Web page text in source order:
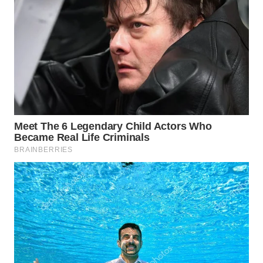
NATUNA
WN
BINTAN
WN
MANDALIKA
WN
LIKUPANG
WN
LABUANBAJO
WN
BORNEO